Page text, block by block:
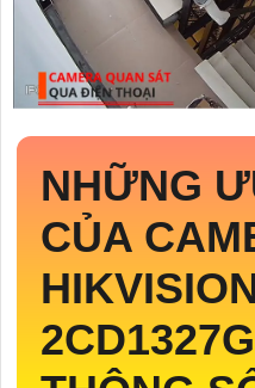
NHỮNG
CỦA